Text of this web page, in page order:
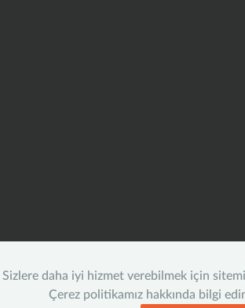
Sizlere daha iyi hizmet verebilmek için
Çerez politikamız hakkında bilgi